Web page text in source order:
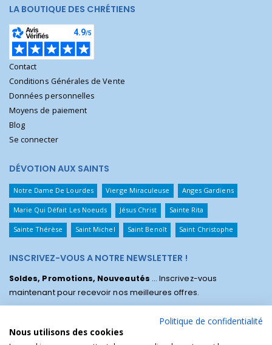
LA BOUTIQUE DES CHRÉTIENS
Contact
Conditions Générales de Vente
Données personnelles
Moyens de paiement
Blog
Se connecter
DÉVOTION AUX SAINTS
Notre Dame De Lourdes Vierge Miraculeuse Anges Gardiens
Marie Qui Défait Les Noeuds Jésus Christ Sainte Rita
Sainte Thérèse Saint Michel Saint Benoît Saint Christophe
INSCRIVEZ-VOUS A NOTRE NEWSLETTER !
Soldes, Promotions, Nouveautés ... Inscrivez-vous
maintenant pour recevoir nos meilleures offres.
Politique de confidentialité
Nous utilisons des cookies